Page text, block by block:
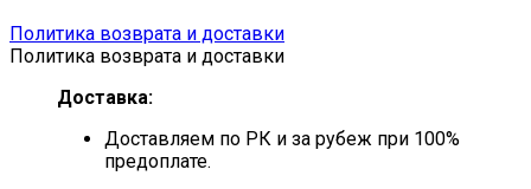
Политика возврата и доставки
Политика возврата и доставки
Доставка:
Доставляем по РК и за рубеж при 100%
предоплате.